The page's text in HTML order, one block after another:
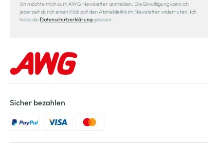
Ich möchte mich zum AWG Newsletter anmelden. Die Einwilligung kann ich
jederzeit durch einen Klick auf den Abmeldelink im Newsletter widerrufen. Ich
habe die Datenschutzerklärunggelesen.
Sicher bezahlen